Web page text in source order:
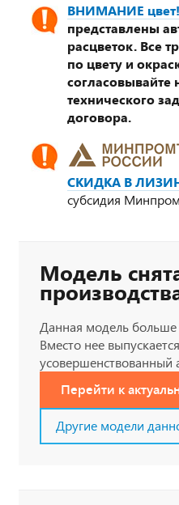
ВНИМАНИЕ цвет!
представлены
расцветок. Все
по цвету и
согласовывайте
технического
договора.
СКИДКА В
субсидия
Модель
Данная модель больше
Вместо нее
усовершенствованный
Перейти к
Другие модели